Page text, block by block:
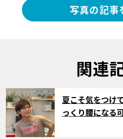
写真の記事
関連
サムネイル
夏こそ気をつけ
っくり腰にな